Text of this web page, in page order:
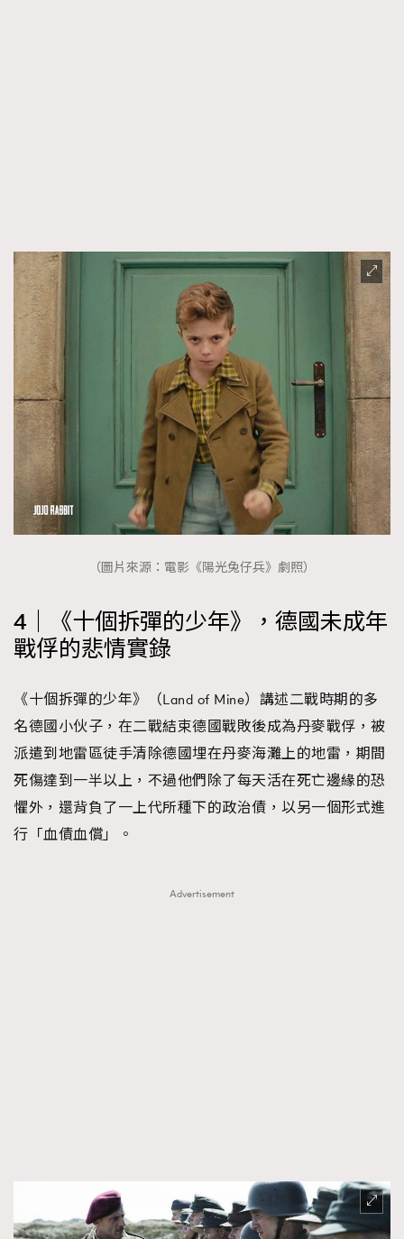
（圖片來源：電影《陽光兔仔兵》劇照）
4｜《十個拆彈的少年》，德國未成年
戰俘的悲情實錄
《十個拆彈的少年》（Land of Mine）講述二戰時期的多
名德國小伙子，在二戰結束德國戰敗後成為丹麥戰俘，被
派遣到地雷區徒手清除德國埋在丹麥海灘上的地雷，期間
死傷達到一半以上，不過他們除了每天活在死亡邊緣的恐
懼外，還背負了一上代所種下的政治債，以另一個形式進
行「血債血償」。
Advertisement